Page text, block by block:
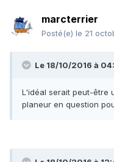
marcterrier
Posté(e) le 21
Le 18/10/2016 à
L'idéal serait peut-être
planeur en question